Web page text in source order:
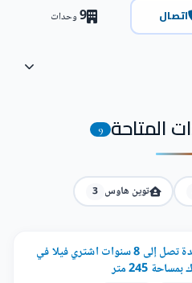
اتصال 9وحدات
المتاحة 9
توين هاوس 3
بالتقسيط على مدة تصل إلى 8 سنوات اشتري فيلا في
245 متر